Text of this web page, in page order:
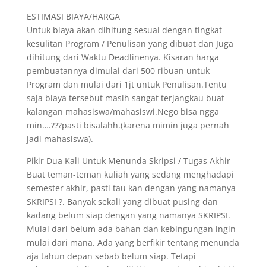
ESTIMASI BIAYA/HARGA
Untuk biaya akan dihitung sesuai dengan tingkat
kesulitan Program / Penulisan yang dibuat dan Juga
dihitung dari Waktu Deadlinenya. Kisaran harga
pembuatannya dimulai dari 500 ribuan untuk
Program dan mulai dari 1jt untuk Penulisan.Tentu
saja biaya tersebut masih sangat terjangkau buat
kalangan mahasiswa/mahasiswi.Nego bisa ngga
min….???pasti bisalahh.(karena mimin juga pernah
jadi mahasiswa).
Pikir Dua Kali Untuk Menunda Skripsi / Tugas Akhir
Buat teman-teman kuliah yang sedang menghadapi
semester akhir, pasti tau kan dengan yang namanya
SKRIPSI ?. Banyak sekali yang dibuat pusing dan
kadang belum siap dengan yang namanya SKRIPSI.
Mulai dari belum ada bahan dan kebingungan ingin
mulai dari mana. Ada yang berfikir tentang menunda
aja tahun depan sebab belum siap. Tetapi